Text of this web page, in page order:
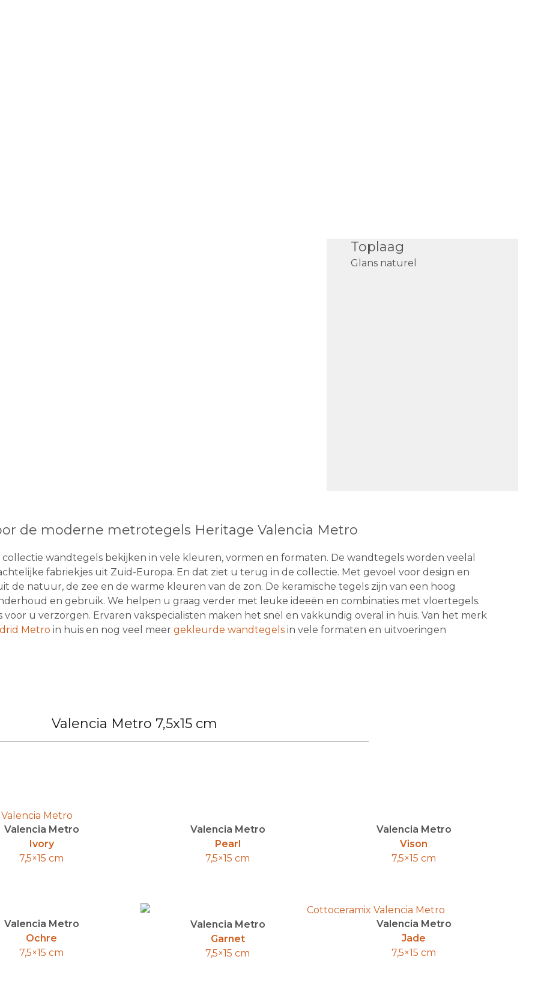
Toplaag
Glans naturel
de moderne metrotegels Heritage Valencia Metro
wandtegels bekijken in vele kleuren, vormen en formaten. De wandtegels worden veelal
fabriekjes uit Zuid-Europa. En dat ziet u terug in de collectie. Met gevoel voor design en
de natuur, de zee en de warme kleuren van de zon. De keramische tegels zijn van een hoog
en gebruik. We helpen u graag verder met leuke ideeën en combinaties met vloertegels.
u verzorgen. Ervaren vakspecialisten maken het snel en vakkundig overal in huis. Van het merk
Metro in huis en nog veel meer gekleurde wandtegels in vele formaten en uitvoeringen
Valencia Metro 7,5x15 cm
Valencia Metro
Ivory
7,5×15 cm
Valencia Metro
Pearl
7,5×15 cm
Valencia Metro
Vison
7,5×15 cm
Valencia Metro
Ochre
7,5×15 cm
Valencia Metro
Garnet
7,5×15 cm
Valencia Metro
Jade
7,5×15 cm